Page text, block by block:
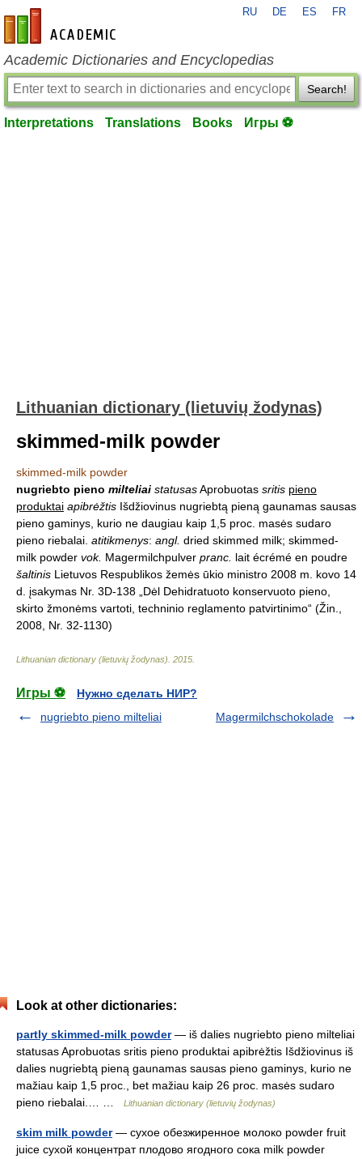
en-academic.com
RU DE ES FR
Academic Dictionaries and Encyclopedias
Search!
Interpretations Translations Books Игры ⚽
Lithuanian dictionary (lietuvių žodynas)
skimmed-milk powder
skimmed-milk powder
nugriebto pieno milteliai statusasAprobuotas sritis pieno
produktai apibrėžtis Išdžiovinus nugriebtą pieną gaunamas sausas
pieno gaminys, kurio ne daugiau kaip 1,5 proc. masės sudaro
pieno riebalai. atitikmenys: angl. dried skimmed milk; skimmed-
milk powder vok. Magermilchpulver pranc. lait écrémé en poudre
šaltinis Lietuvos Respublikos žemės ūkio ministro 2008 m. kovo 14
d. įsakymas Nr. 3D-138 „Dėl Dehidratuoto konservuoto pieno,
skirto žmonėms vartoti, techninio reglamento patvirtinimo“ (Žin.,
2008, Nr. 32-1130)
Lithuanian dictionary (lietuvių žodynas) 2015
Игры ⚽
Нужно сделать НИР?
nugriebto pieno milteliai
Magermilchschokolade
Look at other dictionaries:
partly skimmed-milk powder— iš dalies nugriebto pieno milteliai
statusas Aprobuotas sritis pieno produktai apibrėžtis Išdžiovinus iš
dalies nugriebtą pieną gaunamas sausas pieno gaminys, kurio ne
mažiau kaip 1,5 proc., bet mažiau kaip 26 proc. masės sudaro
pieno riebalai.… …
Lithuanian dictionary (lietuvių žodynas)
skim milk powder— сухое обезжиренное молоко powder fruit
juice сухой концентрат плодово ягодного сока milk powder